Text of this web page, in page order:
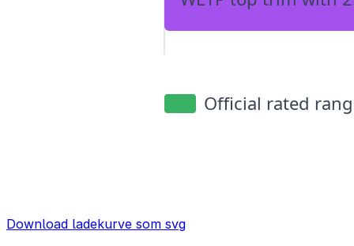
Download ladekurve som svg